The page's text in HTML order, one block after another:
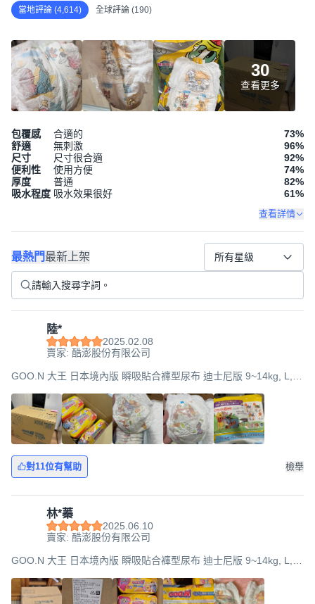
當地評論 (4,614) 全球評論 (190)
30
查看更多
包覆感 合適的 73%
舒適
無刺激 96%
尺寸
尺寸很合適 92%
便利性
使用方便 74%
厚度
普通 82%
吸水程度 吸水效果很好 61%
查看詳情
最熱門最新上架 所有星級
陸*
2025.02.08
賣家: 酷澎股份有限公司
GOO.N 大王 日本境內版 瞬吸貼合褲型尿布 迪士尼版 9~14kg, L,
對11位有幫助 檢舉
林*蓁
2025.06.10
賣家: 酷澎股份有限公司
GOO.N 大王 日本境內版 瞬吸貼合褲型尿布 迪士尼版 9~14kg, L,